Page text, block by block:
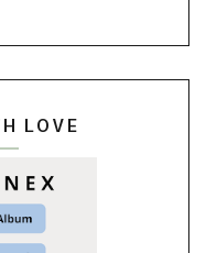
LOVE